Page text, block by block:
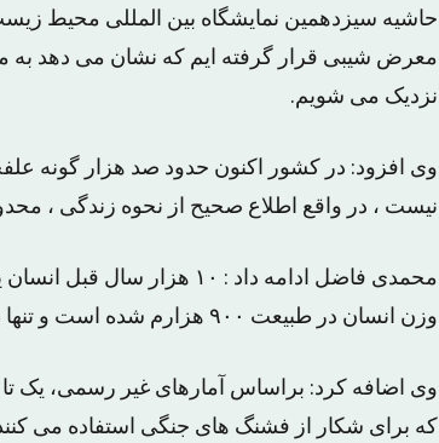
حاشیه سیزدهمین نمایشگاه بین المللی محیط
معرض شیبی قرار گرفته ایم که نشان می دهد به
نزدیک می شویم.
وی افزود: در کشور اکنون حدود صد هزار گونه
نیست ، در واقع اطلاع صحیح از نحوه زندگی ،
محمدی فاضل ادامه داد : ۱۰
وزن انسان در طبیعت ۹۰۰ هزارم شده است و تنها دو درصدبه حیات وحش اختصاص دارد.
وی اضافه کرد: براساس آمارهای غیر رسمی، یک
که برای شکار از فشنگ های جنگی استفاده می